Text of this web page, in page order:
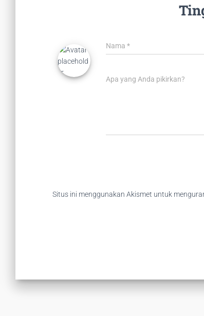
Nama *
Apa yang Anda pikirkan?
Situs ini menggunakan Akismet untuk